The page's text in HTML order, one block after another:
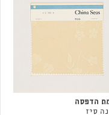
הדפסה
סיז